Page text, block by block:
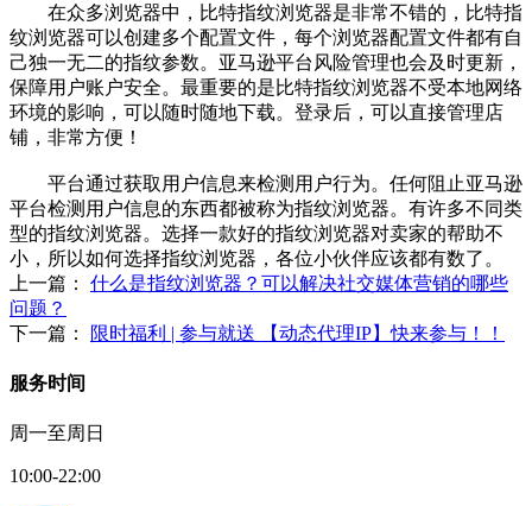
在众多浏览器中，比特指纹浏览器是非常不错的，比特指
纹浏览器可以创建多个配置文件，每个浏览器配置文件都有自
己独一无二的指纹参数。亚马逊平台风险管理也会及时更新，
保障用户账户安全。最重要的是比特指纹浏览器不受本地网络
环境的影响，可以随时随地下载。登录后，可以直接管理店
铺，非常方便！
平台通过获取用户信息来检测用户行为。任何阻止亚马逊
平台检测用户信息的东西都被称为指纹浏览器。有许多不同类
型的指纹浏览器。选择一款好的指纹浏览器对卖家的帮助不
小，所以如何选择指纹浏览器，各位小伙伴应该都有数了。
上一篇： 什么是指纹浏览器？可以解决社交媒体营销的哪些
问题？
下一篇：
限时福利 | 参与就送 【动态代理IP】快来参与！！
服务时间
周一至周日
10:00-22:00